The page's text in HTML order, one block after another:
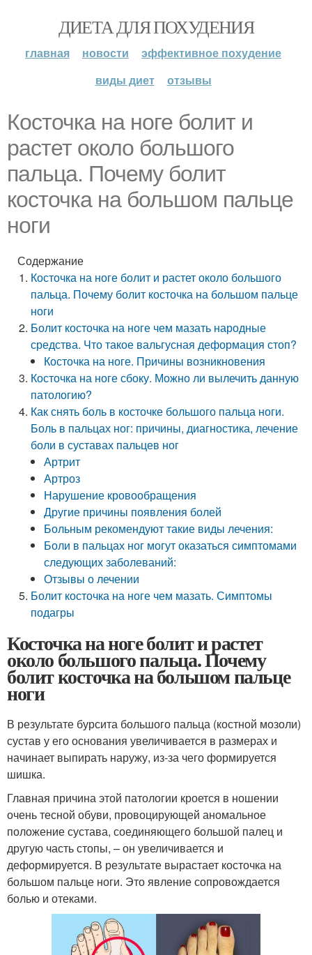
ДИЕТА ДЛЯ ПОХУДЕНИЯ
главная новости
эффективное похудение
виды диет
отзывы
Косточка на ноге болит и
растет около большого
пальца. Почему болит
косточка на большом пальце
ноги
Содержание
Косточка на ноге болит и растет около большого
пальца. Почему болит косточка на большом пальце
ноги
Болит косточка на ноге чем мазать народные
средства. Что такое вальгусная деформация стоп?
Косточка на ноге. Причины возникновения
Косточка на ноге сбоку. Можно ли вылечить данную
патологию?
Как снять боль в косточке большого пальца ноги.
Боль в пальцах ног: причины, диагностика, лечение
боли в суставах пальцев ног
Артрит
Артроз
Нарушение кровообращения
Другие причины появления болей
Больным рекомендуют такие виды лечения:
Боли в пальцах ног могут оказаться симптомами
следующих заболеваний:
Отзывы о лечении
Болит косточка на ноге чем мазать. Симптомы
подагры
Косточка на ноге болит и растет
около большого пальца. Почему
болит косточка на большом пальце
ноги
В результате бурсита большого пальца (костной мозоли)
сустав у его основания увеличивается в размерах и
начинает выпирать наружу, из-за чего формируется
шишка.
Главная причина этой патологии кроется в ношении
очень тесной обуви, провоцирующей аномальное
положение сустава, соединяющего большой палец и
другую часть стопы, – он увеличивается и
деформируется. В результате вырастает косточка на
большом пальце ноги. Это явление сопровождается
болью и отеками.